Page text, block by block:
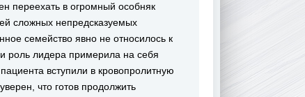
переехать в огромный особняк
сложных непредсказуемых
семейство явно не относилось к
роль лидера примерила на себя
вступили в кровопролитную
что готов продолжить